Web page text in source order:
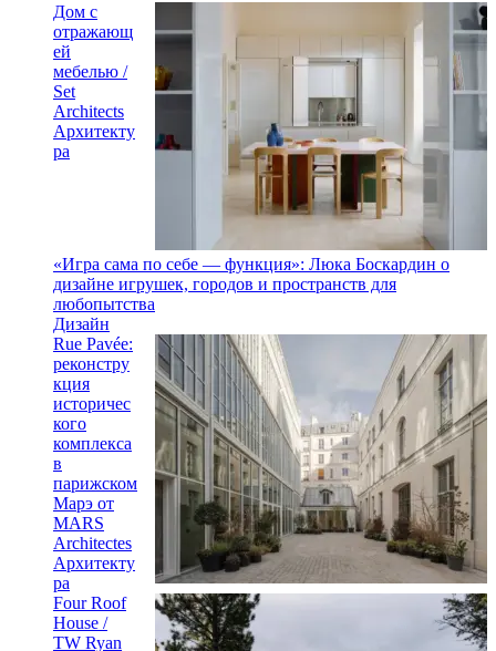
Дом с
отражающ
ей
мебелью /
Set
Architects
Архитекту
ра
«Игра сама по себе — функция»: Люка Боскардин о
дизайне игрушек, городов и пространств для
любопытства
Дизайн
Rue Pavée:
реконстру
кция
историчес
кого
комплекса
в
парижском
Марэ от
MARS
Architectes
Архитекту
ра
Four Roof
House /
TW Ryan